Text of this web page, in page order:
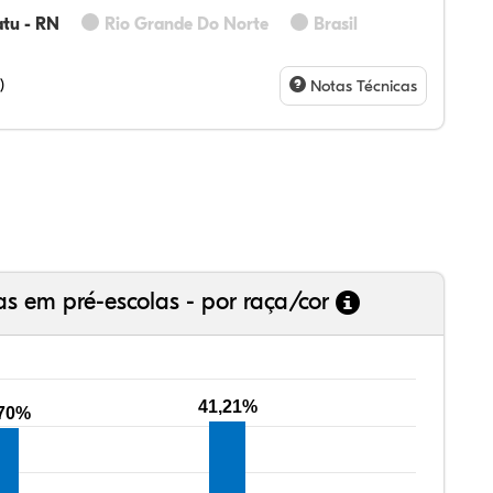
- RN Rio Grande Do Norte Brasil
Notas Técnicas
em pré-escolas - por raça/cor
41,21%